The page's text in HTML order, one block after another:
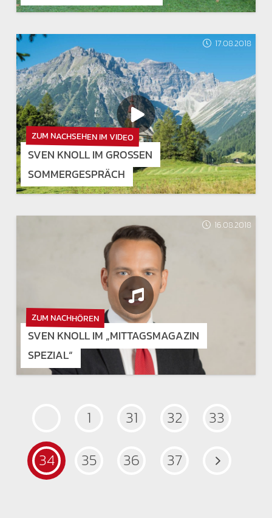
17.08.2018
ZUM NACHSEHEN IM VIDEO
SVEN KNOLL IM GROSSEN S
OMMERGESPRÄCH
16.08.2018
ZUM NACHHÖREN
SVEN KNOLL IM „MITTAGSMAGAZIN
SPEZIAL“
1 31 32
33
34
35 36 37